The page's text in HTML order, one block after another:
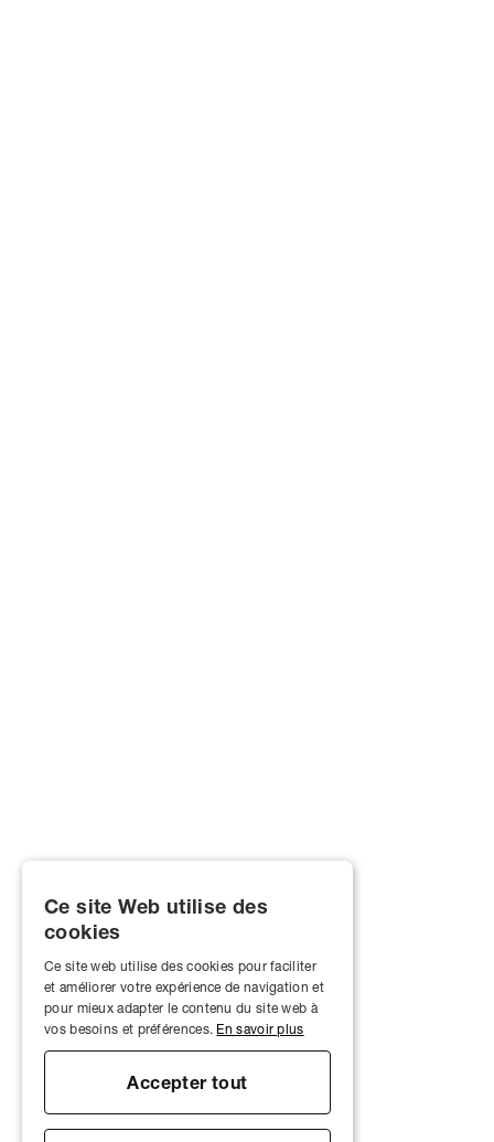
Ce site Web utilise des
cookies
Ce site web utilise des cookies pour faciliter
et améliorer votre expérience de navigation et
pour mieux adapter le contenu du site web à
vos besoins et préférences. En savoir plus
Accepter tout